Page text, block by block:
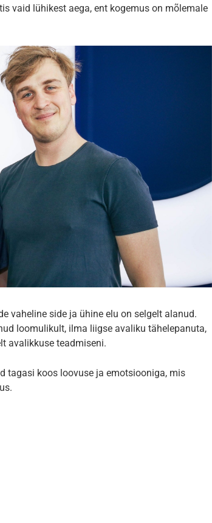
vaid lühikest aega, ent kogemus on mõlemale
vaheline side ja ühine elu on selgelt alanud.
loomulikult, ilma liigse avaliku tähelepanuta,
avalikkuse teadmiseni.
tagasi koos loovuse ja emotsiooniga, mis